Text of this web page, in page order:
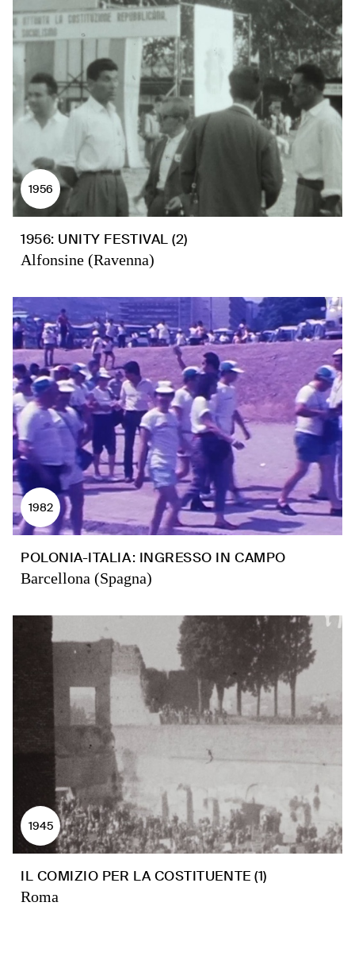
1956
1956: UNITY FESTIVAL (2)
Alfonsine (Ravenna)
1982
POLONIA-ITALIA: INGRESSO IN CAMPO
Barcellona (Spagna)
1945
IL COMIZIO PER LA COSTITUENTE (1)
Roma